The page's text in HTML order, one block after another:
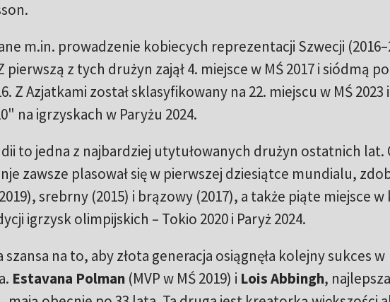
m.in. prowadzenie kobiecych reprezentacji Szwecji
pierwszą z tych drużyn zajął 4. miejsce w MŚ 2017 i siódmą
Z Azjatkami został sklasyfikowany na 22. miejscu w MŚ 2023 i
na igrzyskach w Paryżu 2024.
to jedna z najbardziej utytułowanych drużyn ostatnich lat.
zawsze plasował się w pierwszej dziesiątce mundialu,
srebrny (2015) i brązowy (2017), a także piąte miejsce w
igrzysk olimpijskich – Tokio 2020 i Paryż 2024.
na to, aby złota generacja osiągnęła kolejny sukces w
Estavana Polman(MVP w MŚ 2019) i Lois Abbingh, najlepsza